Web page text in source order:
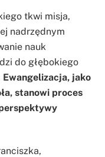
tkwi misja,
nadrzędnym
nauk
do głębokiego
Ewangelizacja, jako
stanowi proces